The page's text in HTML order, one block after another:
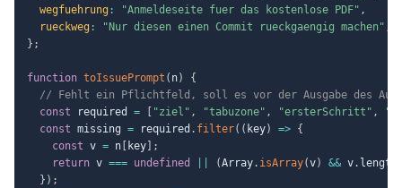
wegfuehrung : "Anmeldeseite fuer das kostenlose PDF" ,
rueckweg : "Nur diesen einen Commit rueckgaengig machen" ,
} ;
function toIssuePrompt ( n)
{
// Fehlt ein Pflichtfeld, soll es vor der Ausgabe des
const required = "ziel" , "tabuzone" , "ersterSchritt" ,
const missing = required . filter( ( key) => {
const v = n key
;
return v === undefined (Array. isArray(v) && v.
} ) ;